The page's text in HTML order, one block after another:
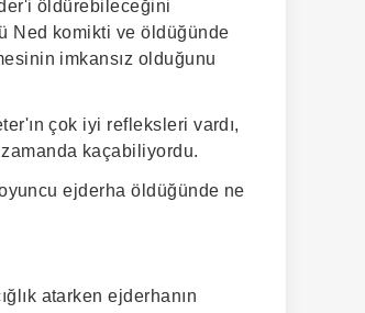
öldürebileceğini
Ned komikti ve öldüğünde
imkansız olduğunu
çok iyi refleksleri vardı,
kaçabiliyordu.
ejderha öldüğünde ne
atarken ejderhanın